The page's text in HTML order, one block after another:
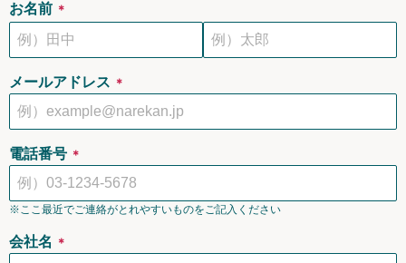
お名前 ＊
メールアドレス ＊
電話番号 ＊
※ここ最近でご連絡がとれやすいものをご記入ください
会社名 ＊